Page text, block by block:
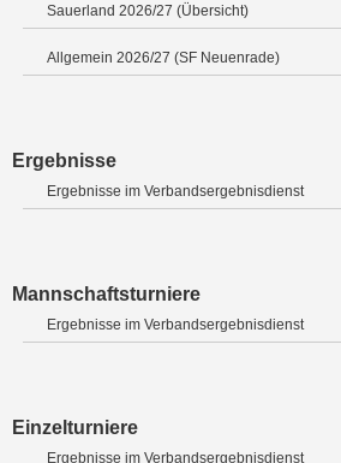
Sauerland 2026/27 (Übersicht)
Allgemein 2026/27 (SF Neuenrade)
Ergebnisse
Ergebnisse im Verbandsergebnisdienst
Mannschaftsturniere
Ergebnisse im Verbandsergebnisdienst
Einzelturniere
Ergebnisse im Verbandsergebnisdienst